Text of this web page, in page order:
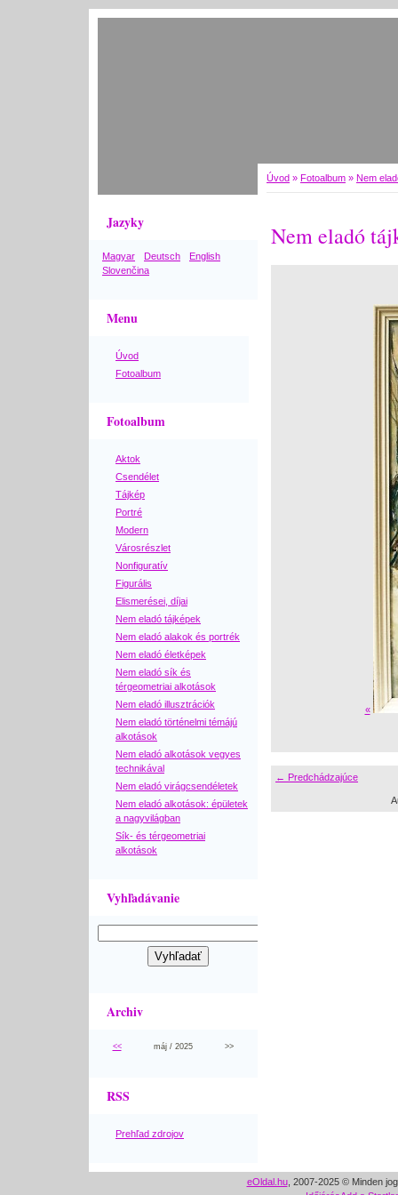
Jazyky
Magyar Deutsch
English
Slovenčina
Menu
Úvod
Fotoalbum
Fotoalbum
Aktok
Csendélet
Tájkép
Portré
Modern
Városrészlet
Nonfiguratív
Figurális
Elismerései, díjai
Nem eladó tájképek
Nem eladó alakok és portrék
Nem eladó életképek
Nem eladó sík és
térgeometriai alkotások
Nem eladó illusztrációk
Nem eladó történelmi témájú
alkotások
Nem eladó alkotások vegyes
technikával
Nem eladó virágcsendéletek
Nem eladó alkotások: épületek
a nagyvilágban
Sík- és térgeometriai
alkotások
Vyhľadávanie
Archiv
<< máj / 2025 >>
RSS
Prehľad zdrojov
Úvod » Fotoalbum » Nem
Nem eladó
«
← Predchádzajúce
eOldal.hu, 2007-2025 © Minden